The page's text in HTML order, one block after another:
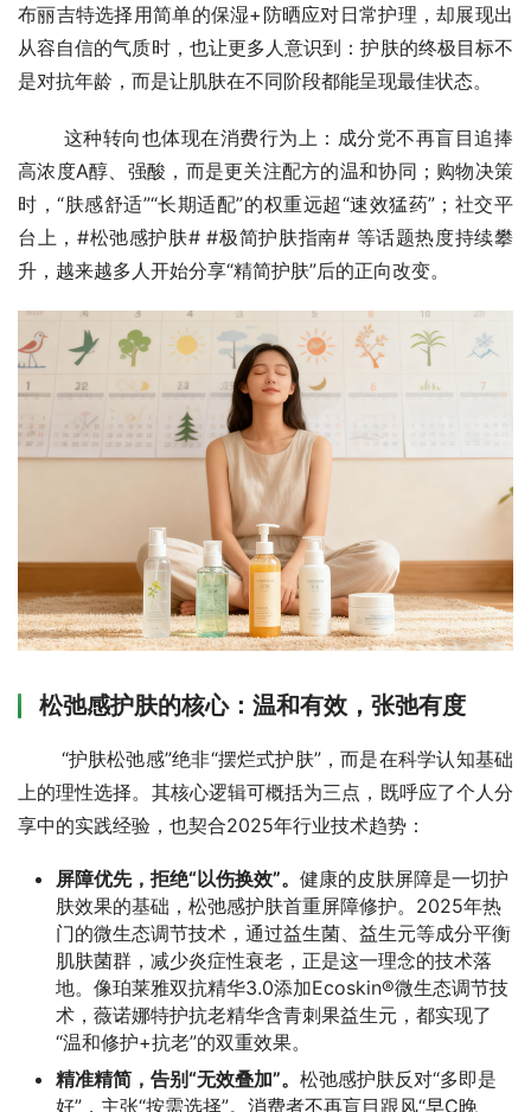
布丽吉特选择用简单的保湿+防晒应对日常护理，却展现出
从容自信的气质时，也让更多人意识到：护肤的终极目标不
是对抗年龄，而是让肌肤在不同阶段都能呈现最佳状态。
高浓度A醇、强酸，而是更关注配方的温和协同；购物决策
时，“肤感舒适”“长期适配”的权重远超“速效猛药”；社交平
台上，#松弛感护肤# #极简护肤指南# 等话题热度持续攀
升，越来越多人开始分享“精简护肤”后的正向改变。
松弛感护肤的核心：温和有效，张弛有度
上的理性选择。其核心逻辑可概括为三点，既呼应了个人分
享中的实践经验，也契合2025年行业技术趋势：
屏障优先，拒绝“以伤换效”。 健康的皮肤屏障是一切护
肤效果的基础，松弛感护肤首重屏障修护。2025年热
门的微生态调节技术，通过益生菌、益生元等成分平衡
肌肤菌群，减少炎症性衰老，正是这一理念的技术落
地。像珀莱雅双抗精华3.0添加Ecoskin®微生态调节技
术，薇诺娜特护抗老精华含青刺果益生元，都实现了
“温和修护+抗老”的双重效果。
精准精简，告别“无效叠加”。 松弛感护肤反对“多即是
好”，主张“按需选择”。消费者不再盲目跟风“早C晚